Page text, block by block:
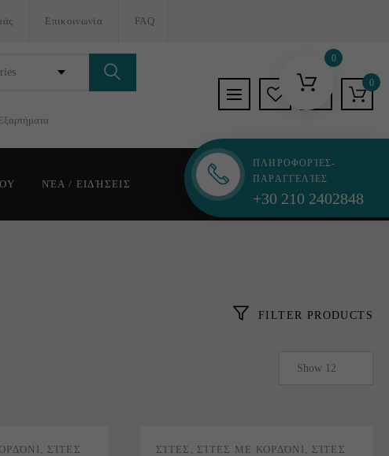
Επικοινωνία FAQ
0
0
ΝΈΑ / ΕΙΔΉΣΕΙΣ
ΠΛΗΡΟΦΟΡΊΕΣ-
ΠΑΡΑΓΓΕΛΊΕΣ
+30 210 2402848
FILTER PRODUCTS
, ΣΊΤΕΣ
ΣΊΤΕΣ , ΣΊΤΕΣ ΜΕ ΚΟΡΔΌΝΙ , ΣΊΤΕΣ